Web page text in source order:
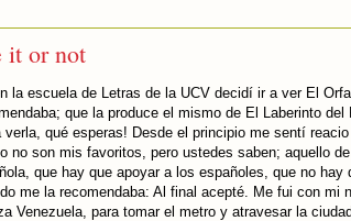
it or not
la escuela de Letras de la UCV decidí ir a ver El
que la produce el mismo de El Laberinto del
qué esperas! Desde el principio me sentí
no son mis favoritos, pero ustedes saben; aquello
que hay que apoyar a los españoles, que no hay
me la recomendaba: Al final acepté. Me fui con mi
Venezuela, para tomar el metro y atravesar la